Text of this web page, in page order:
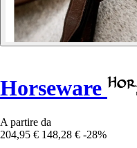
Horseware
A partire da
204,95 € 148,28 € -28%